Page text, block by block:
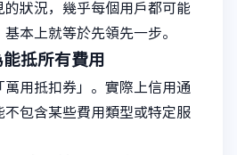
的狀況，幾乎每個用戶都可能
本上就等於先領先一步。
抵所有費用
用抵扣券」。實際上信用通
不包含某些費用類型或特定服